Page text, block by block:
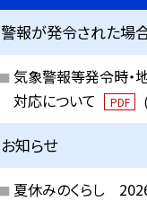
警報が発令された場
気象警報等発令時・
対応について
PDF
お知らせ
夏休みのくらし